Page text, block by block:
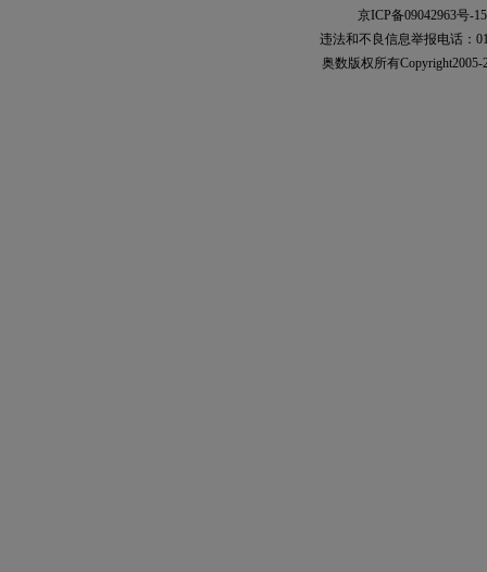
京ICP备09042963号-15
违法和不良信息举报电话：
奥数 版权所有Copyright2005-